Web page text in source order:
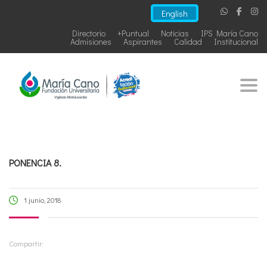
English
IPS María Cano
Noticias
+Puntual
Directorio
Institucional
Calidad
Aspirantes
Admisiones
PONENCIA 8.
1 junio, 2018
Compartir: